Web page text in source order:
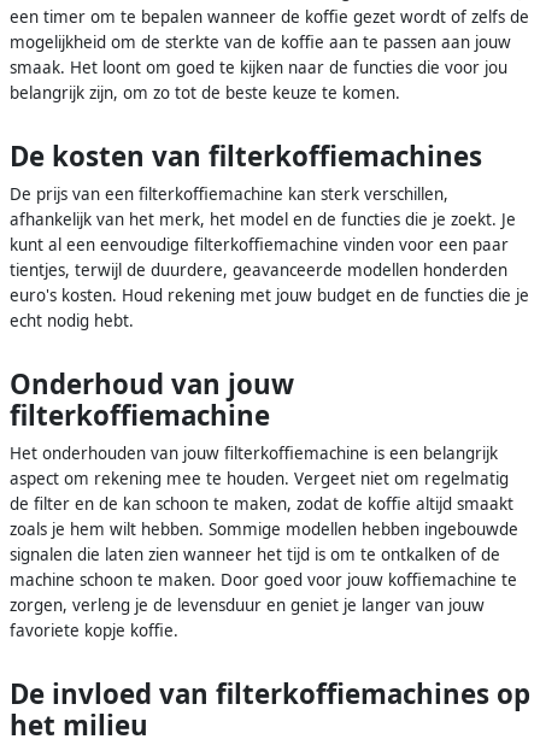
een timer om te bepalen wanneer de koffie gezet wordt of zelfs de
mogelijkheid om de sterkte van de koffie aan te passen aan jouw
smaak. Het loont om goed te kijken naar de functies die voor jou
belangrijk zijn, om zo tot de beste keuze te komen.
De kosten van filterkoffiemachines
De prijs van een filterkoffiemachine kan sterk verschillen,
afhankelijk van het merk, het model en de functies die je zoekt. Je
kunt al een eenvoudige filterkoffiemachine vinden voor een paar
tientjes, terwijl de duurdere, geavanceerde modellen honderden
euro's kosten. Houd rekening met jouw budget en de functies die je
echt nodig hebt.
Onderhoud van jouw
filterkoffiemachine
Het onderhouden van jouw filterkoffiemachine is een belangrijk
aspect om rekening mee te houden. Vergeet niet om regelmatig
de filter en de kan schoon te maken, zodat de koffie altijd smaakt
zoals je hem wilt hebben. Sommige modellen hebben ingebouwde
signalen die laten zien wanneer het tijd is om te ontkalken of de
machine schoon te maken. Door goed voor jouw koffiemachine te
zorgen, verleng je de levensduur en geniet je langer van jouw
favoriete kopje koffie.
De invloed van filterkoffiemachines op
het milieu